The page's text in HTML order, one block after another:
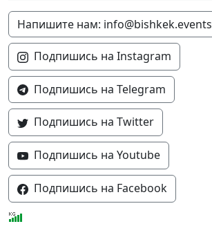
Напишите нам: info@bishkek.events
Подпишись на Instagram
Подпишись на Telegram
Подпишись на Twitter
Подпишись на Youtube
Подпишись на Facebook